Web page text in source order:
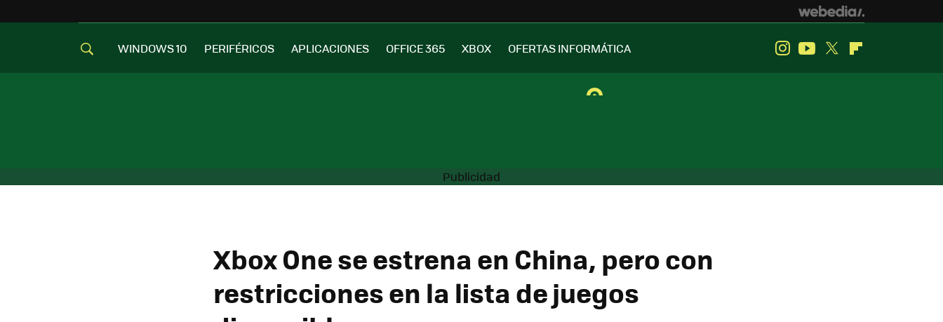
WINDOWS 10 PERIFÉRICOS APLICACIONES OFFICE 365 XBOX OFERTAS INFORMÁTICA InstagramYoutube
Twitter
Xbox One se estrena en China, pero con
restricciones en la lista de juegos